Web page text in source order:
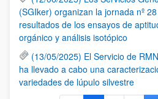
(SGIker) organizan la jornada nº
resultados de los ensayos de
orgánico y análisis isotópico
(13/05/2025) El Servicio de
ha llevado a cabo una
variedades de lúpulo silvestre